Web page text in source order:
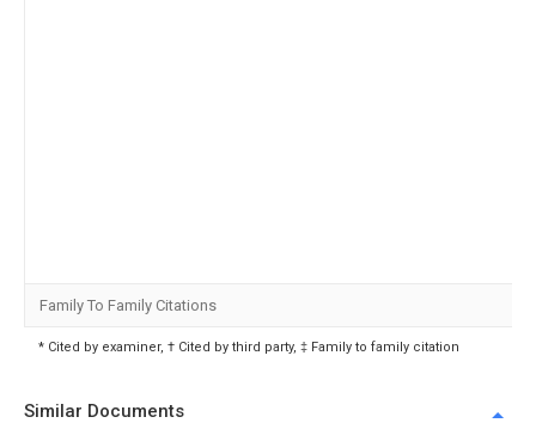
Family To Family Citations
* Cited by examiner, † Cited by third party, ‡ Family to family citation
Similar Documents